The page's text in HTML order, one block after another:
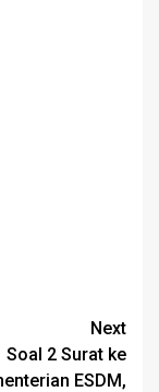
Next
Soal 2 Surat ke
ESDM,